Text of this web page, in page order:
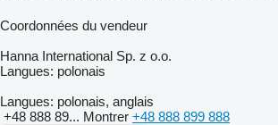
Coordonnées du vendeur
Hanna International Sp. z o.o.
Langues: polonais
Langues: polonais, anglais
+48 888 89... Montrer +48 888 899 888